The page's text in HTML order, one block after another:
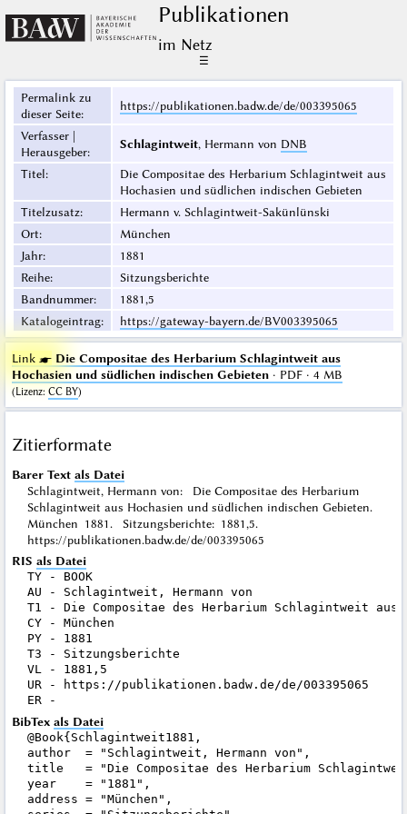
Publikationen
im Netz
☰
Permalink zu
dieser Seite:
https://publikationen.badw.de/de/003395065
Verfasser |
Herausgeber:
Schlagintweit, Hermann von DNB
Titel:
Die Compositae des Herbarium Schlagintweit aus
Hochasien und südlichen indischen Gebieten
Titelzusatz:
Hermann v. Schlagintweit-Sakünlünski
Ort:
München
Jahr:
1881
Reihe:
Sitzungsberichte
Bandnummer:
1881,5
Katalogeintrag: https://gateway-bayern.de/BV003395065
Link ☛ Die Compositae des Herbarium Schlagintweit aus
Hochasien und südlichen indischen Gebieten· PDF · 4 MB
(Lizenz: CC BY)
Zitierformate
Barer Text als Datei
Schlagintweit, Hermann von: Die Compositae des Herbarium
Schlagintweit aus Hochasien und südlichen indischen Gebieten.
München 1881. Sitzungsberichte: 1881,5.
https://publikationen.badw.de/de/003395065
RIS als Datei
TY - BOOK
AU - Schlagintweit, Hermann von
T1 - Die Compositae des Herbarium Schlagintweit
CY - München
PY - 1881
T3 - Sitzungsberichte
VL - 1881,5
UR - https://publikationen.badw.de/de/003395065
BibTex als Datei
@Book{Schlagintweit1881,
author  = "Schlagintweit, Hermann von",
title   = "Die Compositae des Herbarium
year    = "1881",
address = "München",